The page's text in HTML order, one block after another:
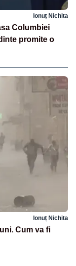
Ionuț Nichita
Columbiei
promite o
Ionuț Nichita
Cum va fi